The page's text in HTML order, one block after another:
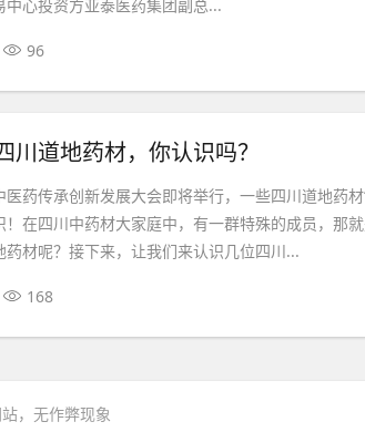
中心投资方亚泰医药集团副总...
96
川道地药材，你认识吗？
医药传承创新发展大会即将举行，一些四川道地药
！在四川中药材大家庭中，有一群特殊的成员，那
药材呢？接下来，让我们来认识几位四川...
168
，无作弊现象